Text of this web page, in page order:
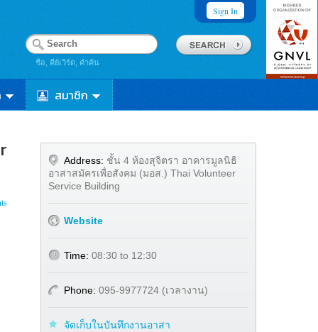
Sign In
ชื่อ, คีย์เวิร์ด, คำค้น
สมาชิก
Address: ชั้น 4 ห้องสุจิตรา อาคารมูลนิธิ
อาสาสมัครเพื่อสังคม (มอส.) Thai Volunteer
Service Building
Website
Time: 08:30 to 12:30
Phone: 095-9977724 (เวลางาน)
จัดเก็บในบันทึกงานอาสา